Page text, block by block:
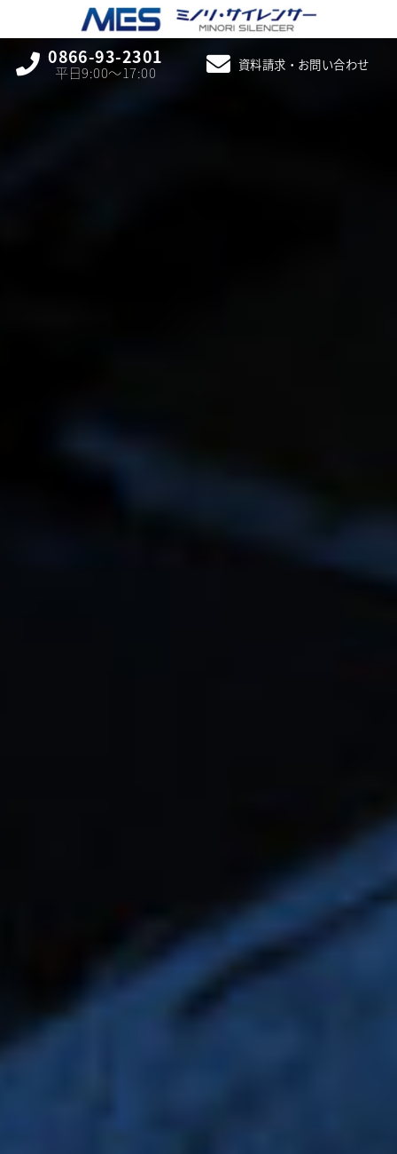
0866-93-2301
平日9:00〜17:00 資料請求・お問い合わせ